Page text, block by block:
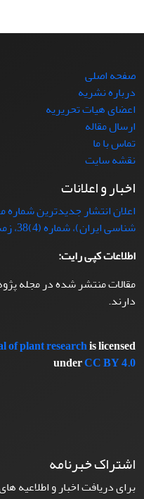
صفحه اصلی
درباره نشریه
اعضای هیات تحریریه
ارسال مقاله
تماس با ما
نقشه سایت
اخبار و اعلانات
اعلان انتشار جدیدترین
شناسی ایران)، شماره (4)38، زمستان1404
اطلاعات کپی رایت:
مقالات منتشر شده در مجله
دارند.
of plant researchis licensed
underCC BY 4.0
اشتراک خبرنامه
برای دریافت اخبار و اطلاعیه